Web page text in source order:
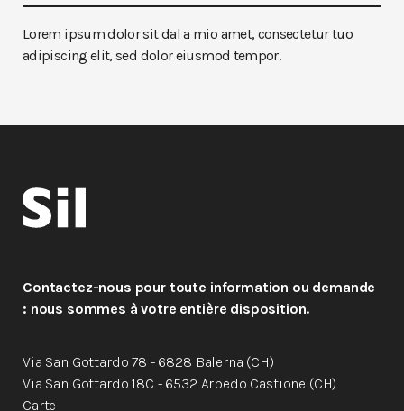
Lorem ipsum dolor sit dal a mio amet, consectetur tuo
adipiscing elit, sed dolor eiusmod tempor.
Contactez-nous pour toute information ou demande
: nous sommes à votre entière disposition.
Via San Gottardo 78 - 6828 Balerna (CH)
Via San Gottardo 18C - 6532 Arbedo Castione (CH)
Carte